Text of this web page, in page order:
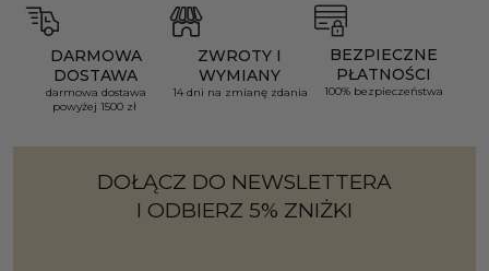
DARMOWA
DOSTAWA
darmowa dostawa
powyżej 1500 zł
ZWROTY I
WYMIANY
14 dni na zmianę zdania
BEZPIECZNE
PŁATNOŚCI
100% bezpieczeństwa
DOŁĄCZ DO NEWSLETTERA
I ODBIERZ 5% ZNIŻKI